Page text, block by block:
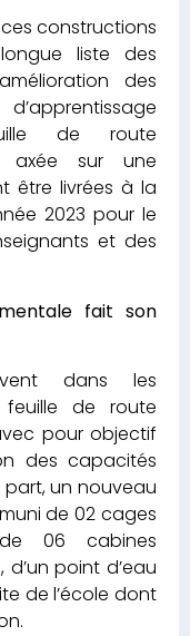
constructions
liste des
des
de route
axée sur une
être livrées à la
2023 pour le
et des
fait son
dans les
de route
pour objectif
des capacités
part, un nouveau
de 02 cages
de 06 cabines
point d’eau
de l’école dont